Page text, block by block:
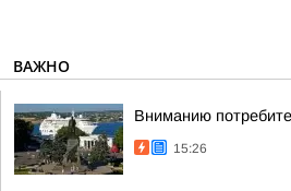
ВАЖНО
Вниманию
15:26